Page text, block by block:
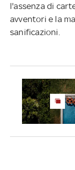
l'assenza di
avventori e la
sanificazioni.